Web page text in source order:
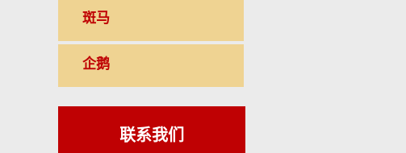
斑马
企鹅
联系我们